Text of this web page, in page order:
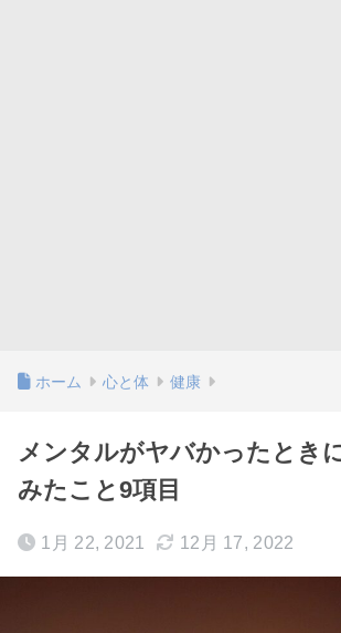
ホーム 心と体 健康
メンタルがヤバかったとき
みたこと9項目
1月 22, 2021 12月 17, 2022